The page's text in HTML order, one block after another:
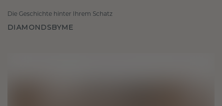
Die Geschichte hinter Ihrem Schatz
DIAMONDSBYME